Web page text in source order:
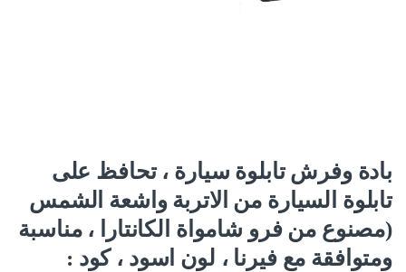
بادة وفرش تابلوة سيارة ، تحافظ على
تابلوة السيارة من الاتربة واشعة الشمس
(مصنوع من فرو شامواة الكانتارا ، مناسبة
ومتوافقة مع فيرنا ، لون اسود ، كود :